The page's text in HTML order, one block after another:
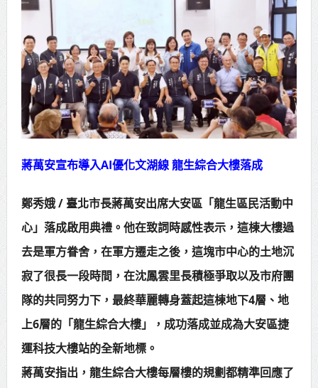
動土創造千個就業機會
高雄「三民運動中心」市長陳其
邁、運動部長李洋各界貴賓共同揭幕
高雄東照山關帝廟全國國中小學書
法比賽 圓滿落幕
蔣萬安再拋出「倒閣說」 喊推陳其
邁組閣
賴總統肯定「金唐獎」得獎者及入
圍者 允諾完善支持體系
蔣萬安宣布導入AI優化文湖線 龍生綜合大樓落成
鄭秀娥 / 臺北市長蔣萬安出席大安區「龍生區民活動中
心」落成啟用典禮。他在致詞時感性表示，這棟大樓過
去是軍方眷舍，在軍方遷走之後，這塊市中心的土地沉
寂了很長一段時間，在沈鳳雲里長積極爭取以及市府團
隊的共同努力下，最終華麗轉身蓋起這棟地下4層、地
上6層的「龍生綜合大樓」，成功落成並成為大安區捷
運科技大樓站的全新地標。
蔣萬安指出，龍生綜合大樓每層樓的規劃都精準回應了